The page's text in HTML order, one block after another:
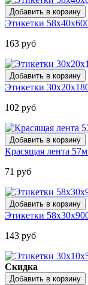
Этикетки
163 руб
Этикетки
102 руб
Красящая лента
71 руб
Этикетки
143 руб
Скидка